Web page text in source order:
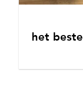
het beste